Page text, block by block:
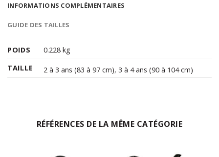
INFORMATIONS COMPLÉMENTAIRES
GUIDE DES TAILLES
POIDS
0.228 kg
TAILLE
2 à 3 ans (83 à 97 cm),3 à 4 ans (90 à 104 cm)
RÉFÉRENCES DE LA MÊME CATÉGORIE